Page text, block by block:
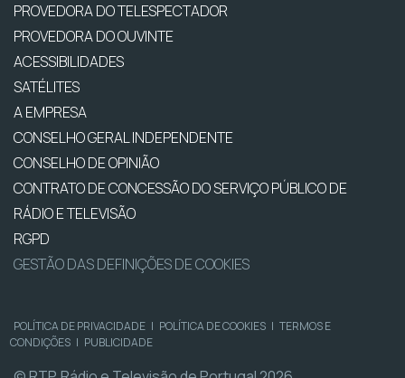
PROVEDORA DO TELESPECTADOR
PROVEDORA DO OUVINTE
ACESSIBILIDADES
SATÉLITES
A EMPRESA
CONSELHO GERAL INDEPENDENTE
CONSELHO DE OPINIÃO
CONTRATO DE CONCESSÃO DO SERVIÇO PÚBLICO DE
RÁDIO E TELEVISÃO
RGPD
GESTÃO DAS DEFINIÇÕES DE COOKIES
POLÍTICA DE PRIVACIDADE | POLÍTICA DE COOKIES | TERMOS E
CONDIÇÕES | PUBLICIDADE